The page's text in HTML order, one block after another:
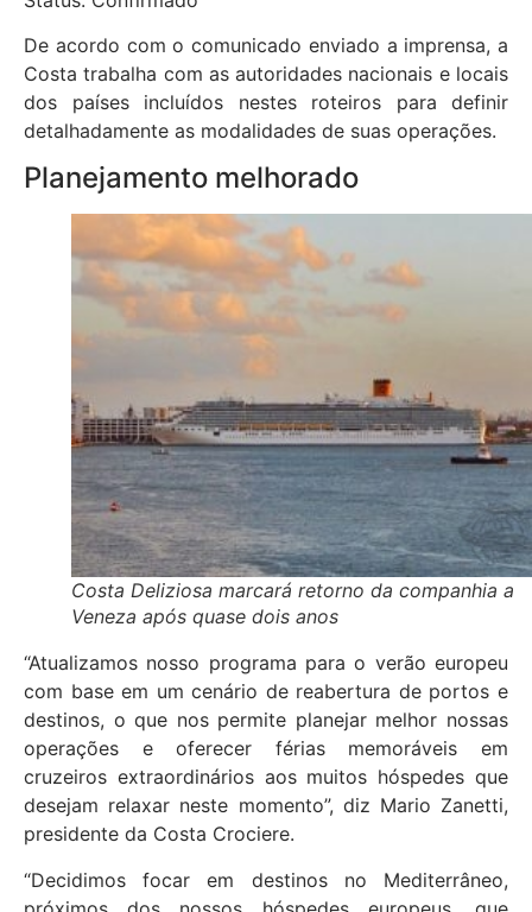
De acordo com o comunicado enviado a imprensa, a
Costa trabalha com as autoridades nacionais e locais
dos países incluídos nestes roteiros para definir
detalhadamente as modalidades de suas operações.
Planejamento melhorado
Costa Deliziosa marcará retorno da companhia a
Veneza após quase dois anos
“Atualizamos nosso programa para o verão europeu
com base em um cenário de reabertura de portos e
destinos, o que nos permite planejar melhor nossas
operações e oferecer férias memoráveis em
cruzeiros extraordinários aos muitos hóspedes que
desejam relaxar neste momento”, diz Mario Zanetti,
presidente da Costa Crociere.
“Decidimos focar em destinos no Mediterrâneo,